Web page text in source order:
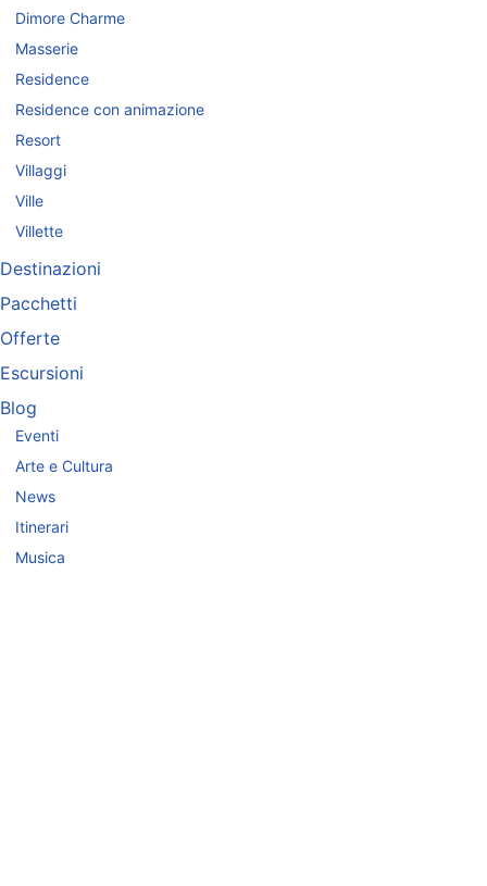
Dimore Charme
Masserie
Residence
Residence con animazione
Resort
Villaggi
Ville
Villette
Destinazioni
Pacchetti
Offerte
Escursioni
Blog
Eventi
Arte e Cultura
News
Itinerari
Musica